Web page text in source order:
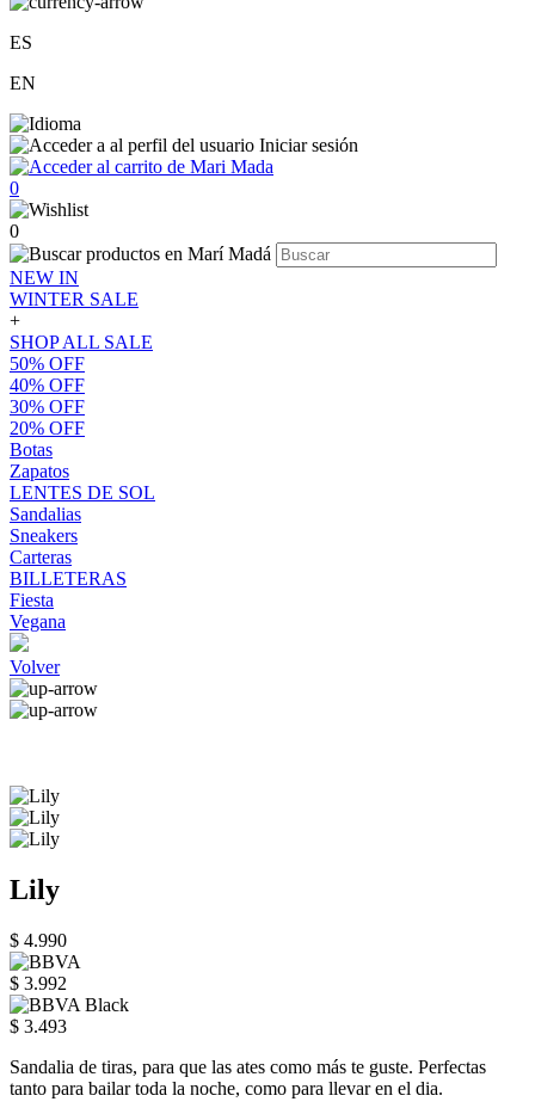
ES
EN
Iniciar sesión
0
0
NEW IN
WINTER SALE
+
SHOP ALL SALE
50% OFF
40% OFF
30% OFF
20% OFF
Botas
Zapatos
LENTES DE SOL
Sandalias
Sneakers
Carteras
BILLETERAS
Fiesta
Vegana
Volver
Lily
$ 4.990
$ 3.992
$ 3.493
Sandalia de tiras, para que las ates como más te guste. Perfectas
tanto para bailar toda la noche, como para llevar en el dia.